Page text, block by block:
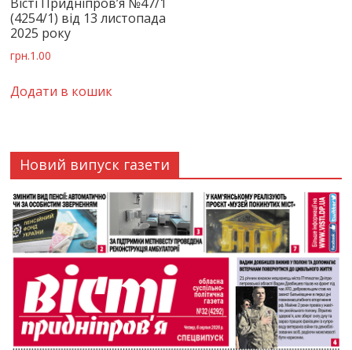
(4254/1) від 13 листопада
2025 року
грн.1.00
Додати в кошик
Новий випуск газети